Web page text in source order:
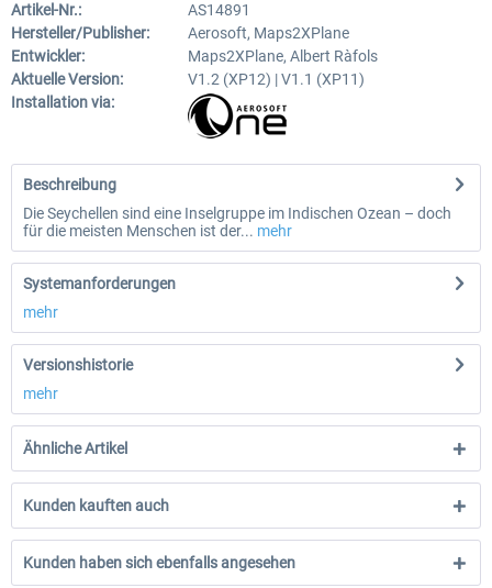
Artikel-Nr.:
AS14891
Hersteller/Publisher:
Aerosoft, Maps2XPlane
Entwickler:
Maps2XPlane, Albert Ràfols
Aktuelle Version:
V1.2 (XP12) | V1.1 (XP11)
Installation via:
Beschreibung
Die Seychellen sind eine Inselgruppe im Indischen Ozean – doch
für die meisten Menschen ist der... mehr
Systemanforderungen
mehr
Versionshistorie
mehr
Ähnliche Artikel
Kunden kauften auch
Kunden haben sich ebenfalls angesehen